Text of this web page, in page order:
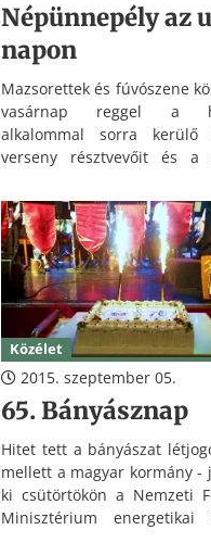
Népünnepély az
napon
Mazsorettek és fúvószene
vasárnap reggel a
alkalommal sorra kerülő
verseny résztvevőit és a
állt rajthoz, köztük
baráti társaságok
magukat, de ott voltak a
mentők, sőt, a politikusok is.
Közélet
2015. szeptember 05.
65. Bányásznap
Hitet tett a bányászat
mellett a magyar kormány -
ki csütörtökön a Nemzeti
Minisztérium energetikai